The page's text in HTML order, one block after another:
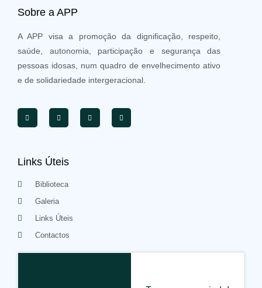
Sobre a APP
A APP visa a promoção da dignificação, respeito,
saúde, autonomia, participação e segurança das
pessoas idosas, num quadro de envelhecimento ativo
e de solidariedade intergeracional.
Links Úteis
Biblioteca
Galeria
Links Úteis
Contactos